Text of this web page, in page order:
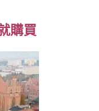
購買